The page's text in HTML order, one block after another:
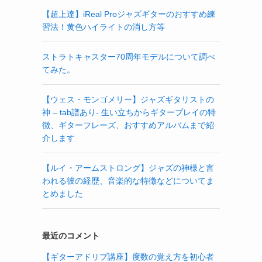
【超上達】iReal Proジャズギターのおすすめ練
習法！黄色ハイライトの消し方等
ストラトキャスター70周年モデルについて調べ
てみた。
【ウェス・モンゴメリー】ジャズギタリストの
神 – tab譜あり- 生い立ちからギタープレイの特
徴、ギターフレーズ、おすすめアルバムまで紹
介します
【ルイ・アームストロング】ジャズの神様と言
われる彼の経歴、音楽的な特徴などについてま
とめました
最近のコメント
【ギターアドリブ講座】度数の覚え方を初心者